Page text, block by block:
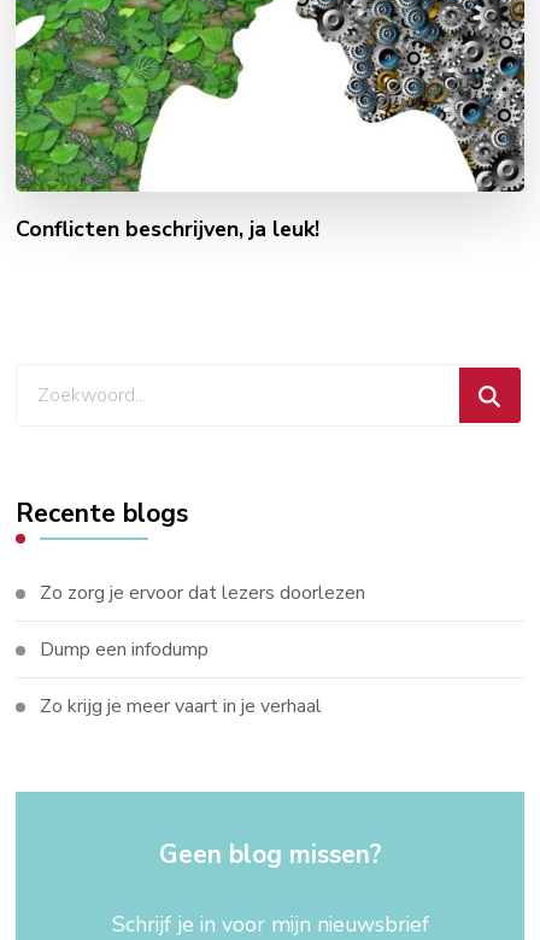
Conflicten beschrijven, ja leuk!
Recente blogs
Zo zorg je ervoor dat lezers doorlezen
Dump een infodump
Zo krijg je meer vaart in je verhaal
Geen blog missen?
Schrijf je in voor mijn nieuwsbrief